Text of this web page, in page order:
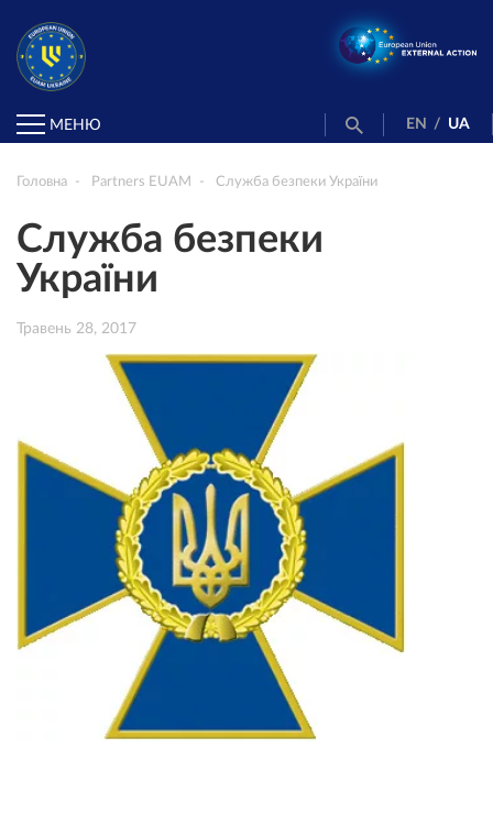
МЕНЮ EN / UA
Головна Partners EUAM Служба безпеки України
Служба безпеки
України
Травень 28, 2017